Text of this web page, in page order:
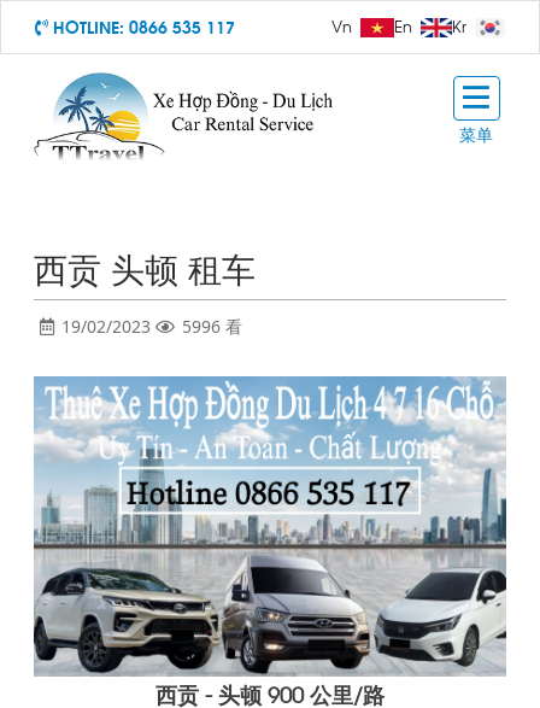
HOTLINE:0866 535 117 Vn En Kr
菜单
西贡 头顿 租车
19/02/2023 5996 看
西贡 - 头顿 900 公里/路